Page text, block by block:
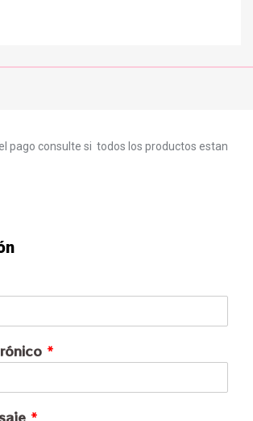
pago consulte si todos los productos estan
*
*